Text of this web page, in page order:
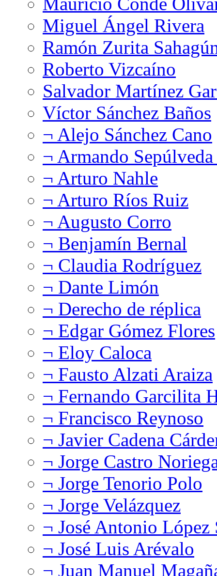
Miguel Ángel Rivera
Ramón Zurita
Roberto Vizcaíno
Salvador Martínez
Víctor Sánchez Baños
¬ Alejo Sánchez Cano
¬ Armando
¬ Arturo Nahle
¬ Arturo Ríos Ruiz
¬ Augusto Corro
¬ Benjamín Bernal
¬ Claudia Rodríguez
¬ Dante Limón
¬ Derecho de réplica
¬ Edgar Gómez Flores
¬ Eloy Caloca
¬ Fausto Alzati Araiza
¬ Fernando Garcilita
¬ Francisco Reynoso
¬ Javier Cadena
¬ Jorge Castro
¬ Jorge Tenorio Polo
¬ Jorge Velázquez
¬ José Antonio López
¬ José Luis Arévalo
¬ Juan Manuel